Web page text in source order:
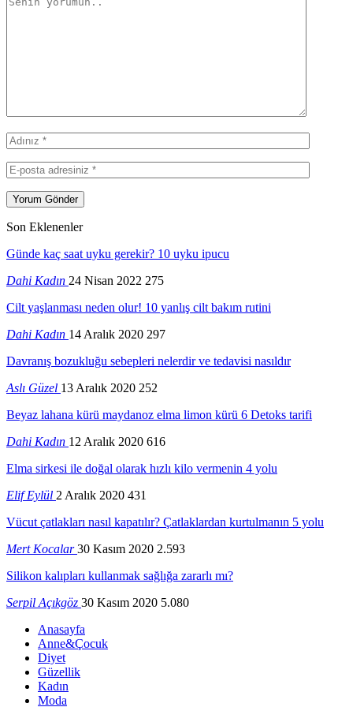
Son Eklenenler
Günde kaç saat uyku gerekir? 10 uyku ipucu
Dahi Kadın 24 Nisan 2022 275
Cilt yaşlanması neden olur! 10 yanlış cilt bakım rutini
Dahi Kadın 14 Aralık 2020 297
Davranış bozukluğu sebepleri nelerdir ve tedavisi nasıldır
Aslı Güzel 13 Aralık 2020 252
Beyaz lahana kürü maydanoz elma limon kürü 6 Detoks tarifi
Dahi Kadın 12 Aralık 2020 616
Elma sirkesi ile doğal olarak hızlı kilo vermenin 4 yolu
Elif Eylül 2 Aralık 2020 431
Vücut çatlakları nasıl kapatılır? Çatlaklardan kurtulmanın 5 yolu
Mert Kocalar30 Kasım 2020 2.593
Silikon kalıpları kullanmak sağlığa zararlı mı?
Serpil Açıkgöz 30 Kasım 2020 5.080
Anasayfa
Anne&Çocuk
Diyet
Güzellik
Kadın
Moda